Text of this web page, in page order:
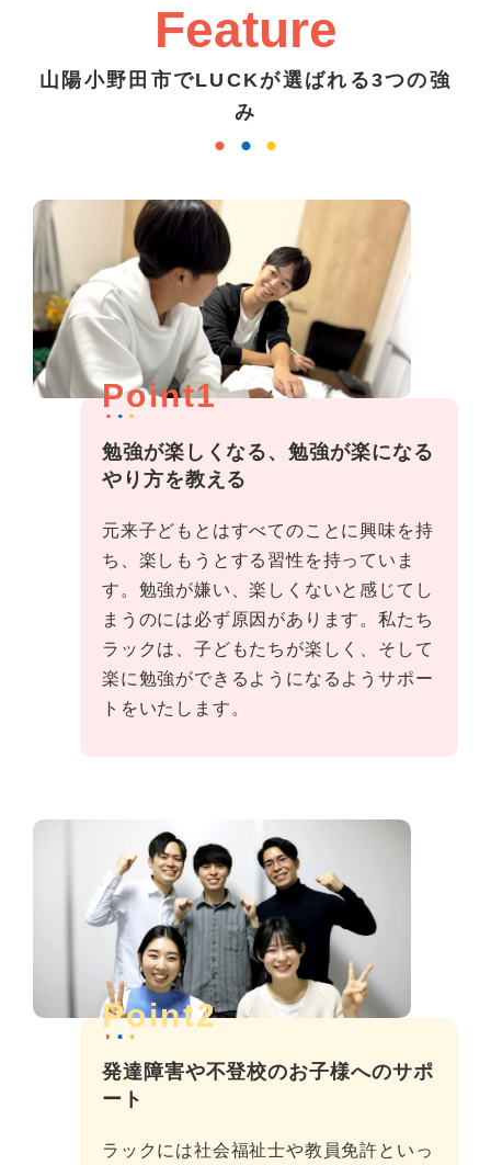
Feature
山陽小野田市でLUCKが選ばれる3つの強
み
Point1
勉強が楽しくなる、勉強が楽になる
やり方を教える
元来子どもとはすべてのことに興味を持
ち、楽しもうとする習性を持っていま
す。勉強が嫌い、楽しくないと感じてし
まうのには必ず原因があります。私たち
ラックは、子どもたちが楽しく、そして
楽に勉強ができるようになるようサポー
トをいたします。
Point2
発達障害や不登校のお子様へのサポ
ート
ラックには社会福祉士や教員免許といっ